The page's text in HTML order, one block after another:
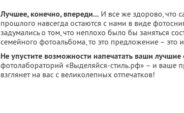
Лучшее, конечно, впереди... И все же здорово, что
прошлого навсегда остаются с нами в виде
задумались о том, что неплохо было бы заняться
семейного фотоальбома, то это предложение – это
Не упустите возможности напечатать ваши лучшие
фотолабораторий «Выделяйся-стиль.рф» – и ваше
взглянет на вас с великолепных отпечатков!